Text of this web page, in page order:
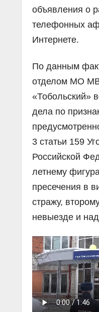
объявления о
телефонных
Интернете.
По данным
отделом МО
«Тобольский»
дела по
3 статьи 159
Российской
летнему
пресечения в
стражу,
невыезде и